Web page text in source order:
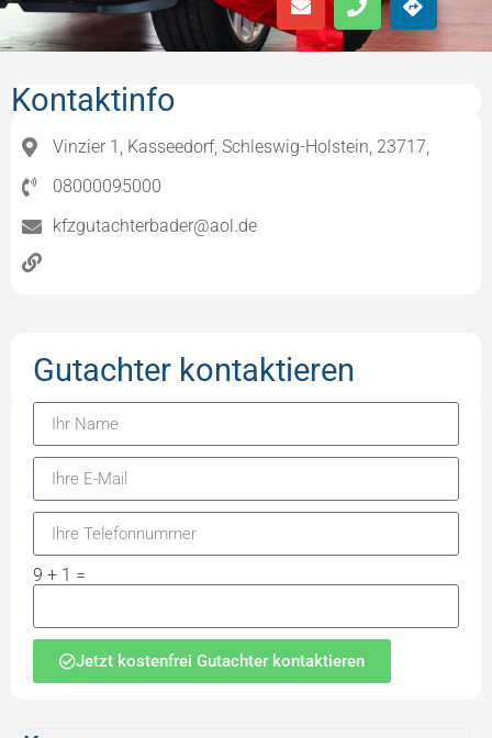
Kontaktinfo
Vinzier 1, Kasseedorf, Schleswig-Holstein, 23717,
08000095000
kfzgutachterbader@aol.de
Gutachter kontaktieren
9 + 1 =
Jetzt kostenfrei Gutachter kontaktieren